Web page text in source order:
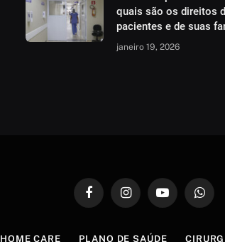
quais são os direitos
pacientes e de suas
janeiro 19, 2026
FacebookInstagramYouTube
HOME CARE PLANO DE SAÚDE